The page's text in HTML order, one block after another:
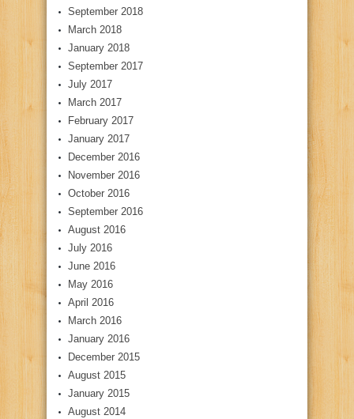
September 2018
March 2018
January 2018
September 2017
July 2017
March 2017
February 2017
January 2017
December 2016
November 2016
October 2016
September 2016
August 2016
July 2016
June 2016
May 2016
April 2016
March 2016
January 2016
December 2015
August 2015
January 2015
August 2014